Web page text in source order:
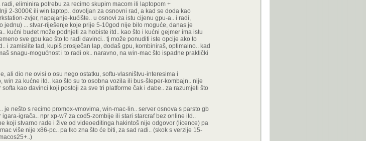
eliminira potrebu za recimo skupim macom ili laptopom +
2-3000€ ili win laptop.. dovoljan za osnovni rad, a kad se doda kao
zvjer, napajanje-kućište.. u osnovi za istu cijenu gpu-a.. i radi,
... stvar-riješenje koje prije 5-10god nije bilo moguće, danas je
buđet može podnjeti za hobiste itd.. kao što i kućni gejmer ima istu
sve gpu kao što to radi davinci.. tj može ponuditi iste opcije ako to
i zamislite tad, kupiš prosječan lap, dodaš gpu, kombiniraš, optimalno.. kad
snagu-mogućnost i to radi ok.. naravno, na win-mac što ispadne praktički
ali dio ne ovisi o osu nego ostatku, softu-vlasništvu-interesima i
za kućne itd.. kao što su to osobna vozila ili bus-šleper-kombajn.. nije
kao davinci koji postoji za sve tri platforme čak i đabe.. za razumjeti što
nešto s recimo promox-vmovima, win-mac-lin.. server osnova s parsto gb
igrača.. npr xp-w7 za cod5-zombije ili stari starcraf bez online itd..
koji stvarno rade i žive od videoeditinga hakintoš nije odgovor (licence) pa
više nije x86-pc.. pa tko zna što će biti, za sad radi.. (skok s verzije 15-